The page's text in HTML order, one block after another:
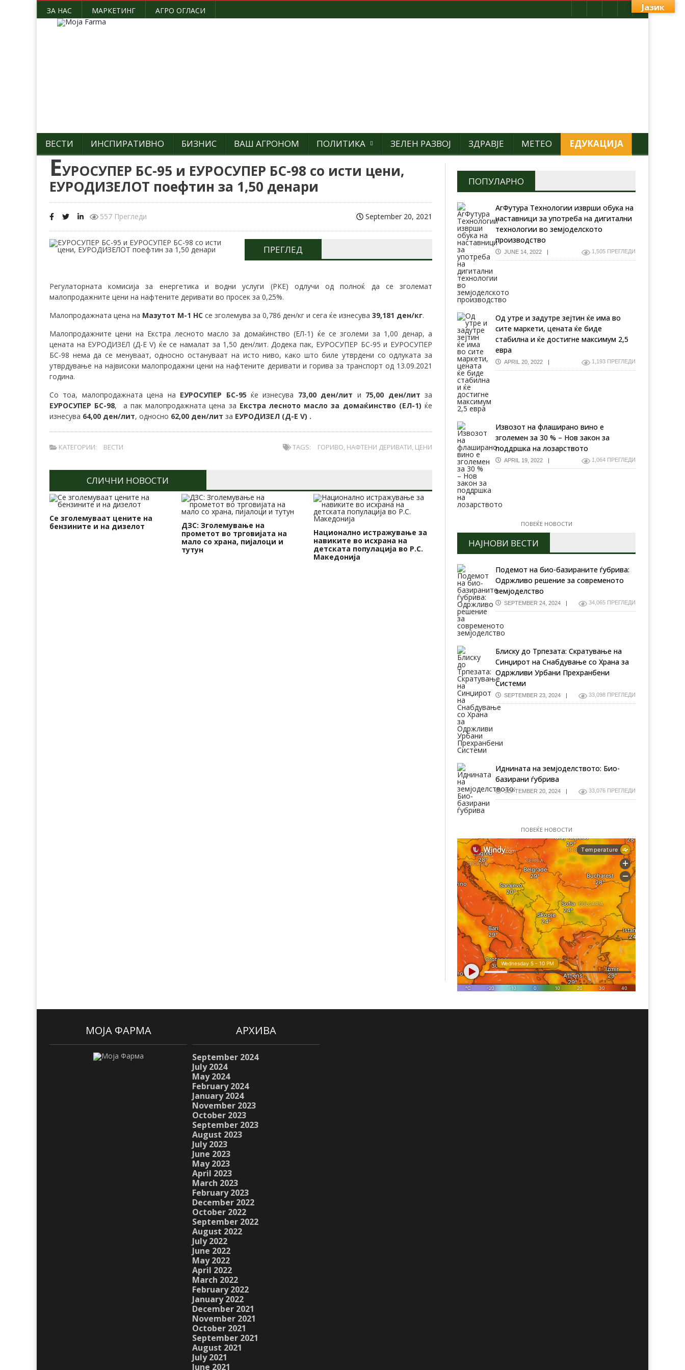
ЗА НАС МАРКЕТИНГ АГРО ОГЛАСИ
ВЕСТИ ИНСПИРАТИВНО БИЗНИС ВАШ АГРОНОМ ПОЛИТИКА ЗЕЛЕН РАЗВОЈ ЗДРАВЈЕ МЕТЕО ЕДУКАЦИЈА
ЕУРОСУПЕР БС-95 и ЕУРОСУПЕР БС-98 со исти цени,
ЕУРОДИЗЕЛОТ поефтин за 1,50 денари
557 Прегледи September 20, 2021
ПРЕГЛЕД
Регулаторната комисија за енергетика и водни услуги (РКЕ) одлучи од полноќ да се зголемат
малопродажните цени на нафтените деривати во просек за 0,25%.
Малопродажната цена на Мазутот М-1 НС се зголемува за 0,786 ден/кг и сега ќе изнесува 39,181 ден/кг.
Малопродажните цени на Екстра лесното масло за домаќинство (ЕЛ-1) ќе се зголеми за 1,00 денар, а
цената на ЕУРОДИЗЕЛ (Д-Е V) ќе се намалат за 1,50 ден/лит. Додека пак, ЕУРОСУПЕР БС-95 и ЕУРОСУПЕР
БС-98 нема да се менуваат, односно остануваат на исто ниво, како што биле утврдени со одлуката за
утврдување на највисоки малопродажни цени на нафтените деривати и горива за транспорт од 13.09.2021
година.
Со тоа, малопродажната цена на ЕУРОСУПЕР БС-95 ќе изнесува 73,00 ден/лит и 75,00 ден/литза
ЕУРОСУПЕР БС-98, а пак малопродажната цена за Екстра лесното масло за домаќинство (ЕЛ-1) ќе
изнесува 64,00 ден/лит, односно 62,00 ден/лит за ЕУРОДИЗЕЛ (Д-Е V) .
КАТЕГОРИИ: ВЕСТИ TAGS: ГОРИВО, НАФТЕНИ ДЕРИВАТИ, ЦЕНИ
СЛИЧНИ НОВОСТИ
Се зголемуваат цените на
бензините и на дизелот
ДЗС: Зголемување на
прометот во трговијата на
мало со храна, пијалоци и
тутун
Национално истражување за
навиките во исхрана на
детската популација во Р.С.
Македонија
ФАО – До мај земјоделците
треба да ја подготват
земјата за сеење пченица,
јачмен, пченка и сончоглед и
зеленчук, и покрај војната
ПОПУЛАРНО
АгФутура Технологии изврши обука на
наставници за употреба на дигитални
технологии во земјоделското
производство
JUNE 14, 2022 1,505 ПРЕГЛЕДИ
Од утре и задутре зејтин ќе има во
сите маркети, цената ќе биде
стабилна и ќе достигне максимум 2,5
евра
APRIL 20, 2022 1,193 ПРЕГЛЕДИ
Извозот на флаширано вино е
зголемен за 30 % – Нов закон за
поддршка на лозарството
APRIL 19, 2022 1,064 ПРЕГЛЕДИ
ПОВЕЌЕ НОВОСТИ
НАЈНОВИ ВЕСТИ
Подемот на био-базираните ѓубрива:
Одржливо решение за современото
земјоделство
SEPTEMBER 24, 2024 34,065 ПРЕГЛЕДИ
Блиску до Трпезата: Скратување на
Синџирот на Снабдување со Храна за
Одржливи Урбани Прехранбени
Системи
SEPTEMBER 23, 2024 33,098 ПРЕГЛЕДИ
Иднината на земјоделството: Био-
базирани ѓубрива
SEPTEMBER 20, 2024 33,076 ПРЕГЛЕДИ
ПОВЕЌЕ НОВОСТИ
МОЈА ФАРМА АРХИВА
September 2024
July 2024
May 2024
February 2024
January 2024
November 2023
October 2023
September 2023
August 2023
July 2023
June 2023
May 2023
April 2023
March 2023
February 2023
December 2022
October 2022
September 2022
August 2022
July 2022
June 2022
May 2022
April 2022
March 2022
February 2022
January 2022
December 2021
November 2021
October 2021
September 2021
August 2021
July 2021
June 2021
Јазик